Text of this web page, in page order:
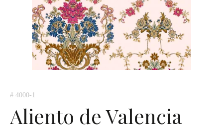
# 4000-1
Aliento de Valencia